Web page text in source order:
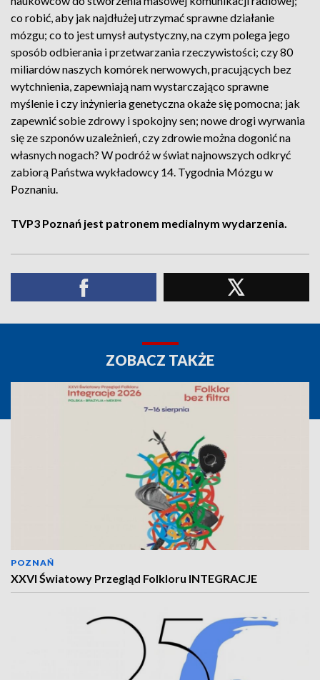
co robić, aby jak najdłużej utrzymać sprawne działanie
mózgu; co to jest umysł autystyczny, na czym polega jego
sposób odbierania i przetwarzania rzeczywistości; czy 80
miliardów naszych komórek nerwowych, pracujących bez
wytchnienia, zapewniają nam wystarczająco sprawne
myślenie i czy inżynieria genetyczna okaże się pomocna; jak
zapewnić sobie zdrowy i spokojny sen; nowe drogi wyrwania
się ze szponów uzależnień, czy zdrowie można dogonić na
własnych nogach? W podróż w świat najnowszych odkryć
zabiorą Państwa wykładowcy 14. Tygodnia Mózgu w
Poznaniu.
TVP3 Poznań jest patronem medialnym wydarzenia.
ZOBACZ TAKŻE
POZNAŃ
XXVI Światowy Przegląd Folkloru INTEGRACJE